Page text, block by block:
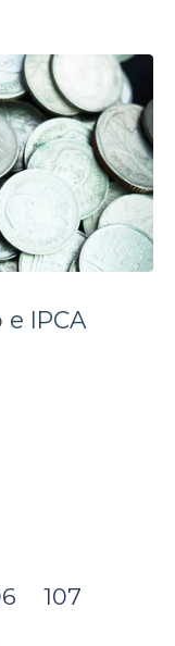
e IPCA
107